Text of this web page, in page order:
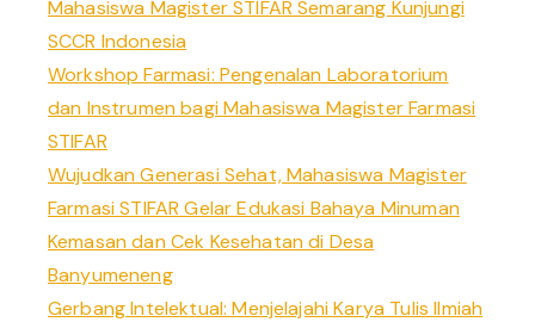
Mahasiswa Magister STIFAR Semarang Kunjungi
SCCR Indonesia
Workshop Farmasi: Pengenalan Laboratorium
dan Instrumen bagi Mahasiswa Magister Farmasi
STIFAR
Wujudkan Generasi Sehat, Mahasiswa Magister
Farmasi STIFAR Gelar Edukasi Bahaya Minuman
Kemasan dan Cek Kesehatan di Desa
Banyumeneng
Gerbang Intelektual: Menjelajahi Karya Tulis Ilmiah